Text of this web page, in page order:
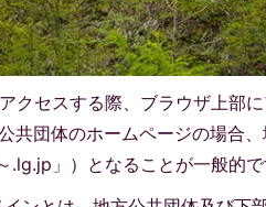
クセスする際、ブラウザ上部
共団体のホームページの場合
.lg.jp」）となることが一般的で